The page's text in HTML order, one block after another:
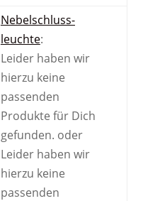
Nebel­schluss­
leuchte:
Leider haben wir
hierzu keine
passenden
Produkte für Dich
gefunden. oder
Leider haben wir
hierzu keine
passenden